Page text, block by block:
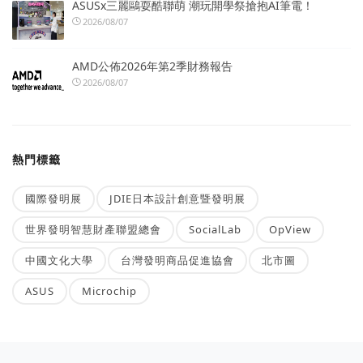
ASUSx三麗鷗耍酷聯萌 潮玩開學祭搶抱AI筆電！
2026/08/07
AMD公佈2026年第2季財務報告
2026/08/07
熱門標籤
國際發明展 JDIE日本設計創意暨發明展
世界發明智慧財產聯盟總會 SocialLab OpView
中國文化大學 台灣發明商品促進協會 北市圖
ASUS Microchip